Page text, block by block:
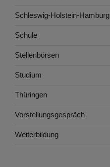
Schleswig-Holstein-Hamburg
Schule
Stellenbörsen
Studium
Thüringen
Vorstellungsgespräch
Weiterbildung